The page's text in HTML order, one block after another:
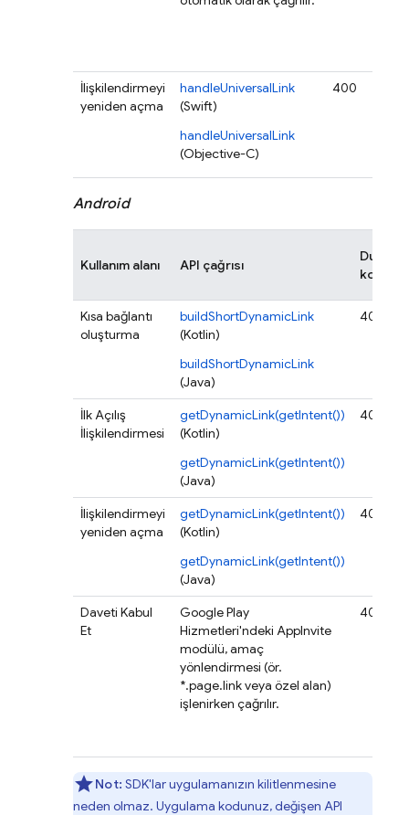
İlişkilendirmeyi
yeniden açma
handleUniversalLink
(Swift)
handleUniversalLink
(Objective-C)
400
Android
Kullanım alanı API çağrısı
Durum
kodu
Kısa bağlantı
oluşturma
buildShortDynamicLink
(Kotlin)
buildShortDynamicLink
(Java)
403
İlk Açılış
İlişkilendirmesi
getDynamicLink(getIntent())
(Kotlin)
getDynamicLink(getIntent())
(Java)
400
İlişkilendirmeyi
yeniden açma
getDynamicLink(getIntent())
(Kotlin)
getDynamicLink(getIntent())
(Java)
400
Daveti Kabul
Et
Google Play
Hizmetleri'ndeki AppInvite
modülü, amaç
yönlendirmesi (ör.
*.page.link veya özel alan)
işlenirken çağrılır.
400
Not: SDK'lar uygulamanızın kilitlenmesine
neden olmaz. Uygulama kodunuz, değişen API